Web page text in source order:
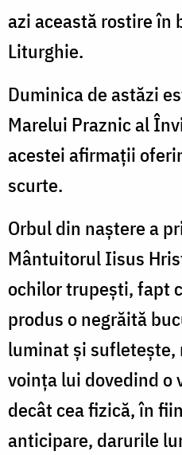
azi această rostire în
Liturghie.
Duminica de astăzi
Marelui Praznic al
acestei afirmaţii
scurte.
Orbul din naştere a
Mântuitorul Iisus
ochilor trupeşti, fapt
produs o negrăită
luminat şi sufleteşte,
voinţa lui dovedind o
decât cea fizică, în
anticipare, darurile